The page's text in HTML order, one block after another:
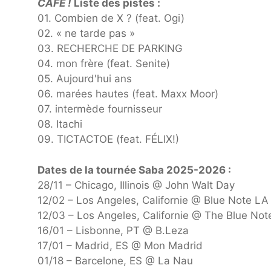
CAFÉ ! Liste des pistes :
01. Combien de X ? (feat. Ogi)
02. « ne tarde pas »
03. RECHERCHE DE PARKING
04. mon frère (feat. Senite)
05. Aujourd'hui ans
06. marées hautes (feat. Maxx Moor)
07. intermède fournisseur
08. Itachi
09. TICTACTOE (feat. FÉLIX!)
Dates de la tournée Saba 2025-2026 :
28/11 – Chicago, Illinois @ John Walt Day
12/02 – Los Angeles, Californie @ Blue Note LA
12/03 – Los Angeles, Californie @ The Blue
16/01 – Lisbonne, PT @ B.Leza
17/01 – Madrid, ES @ Mon Madrid
01/18 – Barcelone, ES @ La Nau